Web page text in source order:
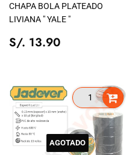
CHAPA BOLA PLATEADO
LIVIANA " YALE "
PRECIO
TIENDA
S/. 13.90
AGOTADO